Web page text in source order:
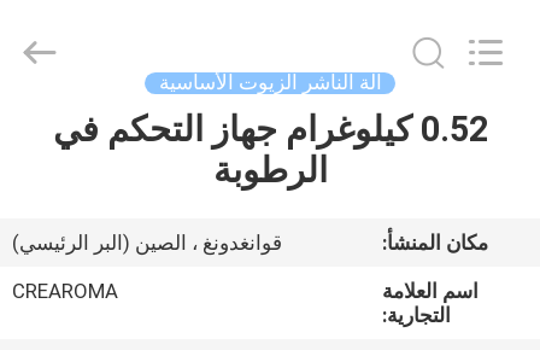
منزل،
منتجات
أشرطة
Market.
آلة الناشر الزيوت الأساسية
0.52 كيلوغرام جهاز التحكم في
الرطوبة
مكان المنشأ:
قوانغدونغ ، الصين (البر الرئيسي)
اسم العلامة
التجارية:
CREAROMA